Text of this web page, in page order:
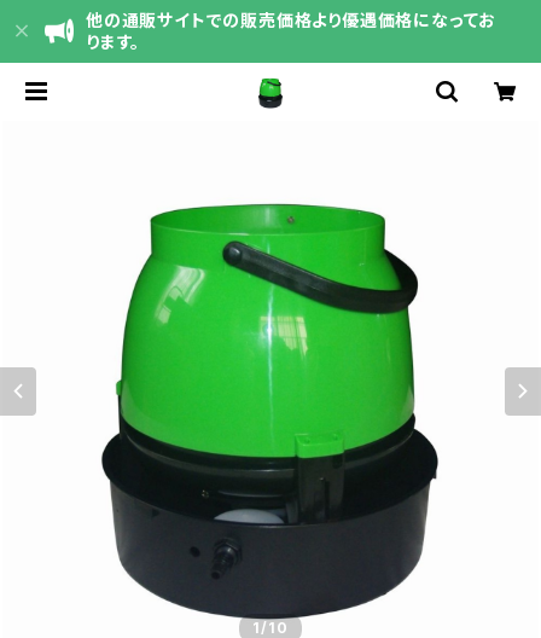
他の通販サイトでの販売価格より優遇価格になってお
ります。
1/10